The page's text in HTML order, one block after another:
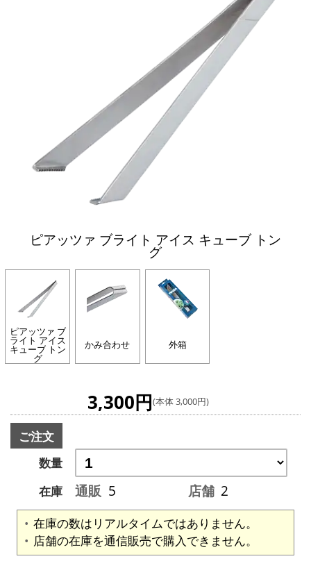
ピアッツァ ブライト アイス キューブ トン
グ
ピアッツァ ブ
ライト アイス
キューブ トン
グ
かみ合わせ 外箱
3,300円(本体 3,000円)
ご注文
数量
在庫
通販 5 店舗 2
在庫の数はリアルタイムではありません。
店舗の在庫を通信販売で購入できません。